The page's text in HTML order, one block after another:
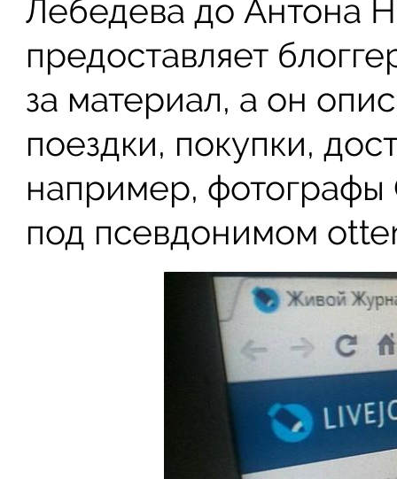
Лебедева до Антона
предоставляет
за материал, а он
поездки, покупки,
например,
под псевдонимом